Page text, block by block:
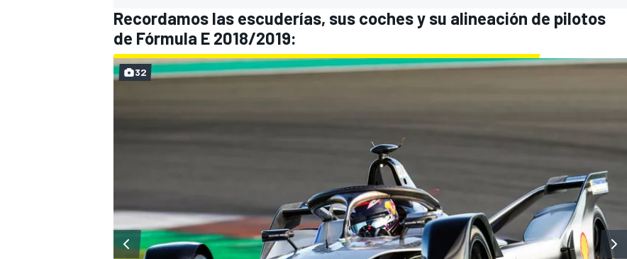
Recordamos las escuderías, sus coches y su alineación de pilotos
de Fórmula E 2018/2019:
32